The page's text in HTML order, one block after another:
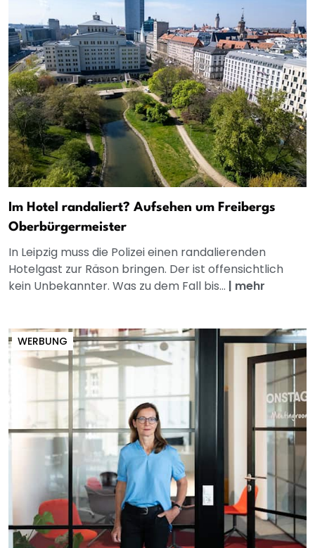
Im Hotel randaliert? Aufsehen um Freibergs
Oberbürgermeister
In Leipzig muss die Polizei einen randalierenden
Hotelgast zur Räson bringen. Der ist offensichtlich
kein Unbekannter. Was zu dem Fall bis... | mehr
WERBUNG